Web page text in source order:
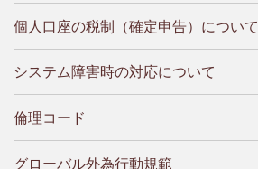
個人口座の税制（確定申告）について
システム障害時の対応について
倫理コード
グローバル外為行動規範